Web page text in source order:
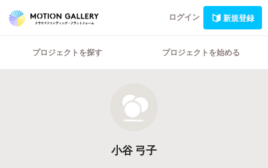
ログイン 新規登録
プロジェクトを探す プロジェクトを始める
小谷 弓子